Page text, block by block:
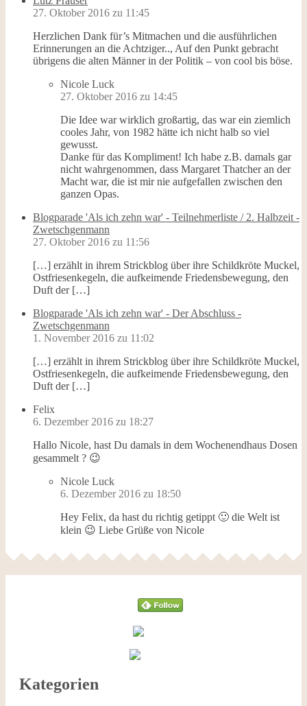
27. Oktober 2016 zu 11:45
Herzlichen Dank für’s Mitmachen und die ausführlichen
Erinnerungen an die Achtziger.., Auf den Punkt gebracht
übrigens die alten Männer in der Politik – von cool bis böse.
Nicole Luck
27. Oktober 2016 zu 14:45
Die Idee war wirklich großartig, das war ein ziemlich
cooles Jahr, von 1982 hätte ich nicht halb so viel
gewusst.
Danke für das Kompliment! Ich habe z.B. damals gar
nicht wahrgenommen, dass Margaret Thatcher an der
Macht war, die ist mir nie aufgefallen zwischen den
ganzen Opas.
Blogparade 'Als ich zehn war' - Teilnehmerliste / 2. Halbzeit -
Zwetschgenmann
27. Oktober 2016 zu 11:56
[…] erzählt in ihrem Strickblog über ihre Schildkröte Muckel,
Ostfriesenkegeln, die aufkeimende Friedensbewegung, den
Duft der […]
Blogparade 'Als ich zehn war' - Der Abschluss -
Zwetschgenmann
1. November 2016 zu 11:02
[…] erzählt in ihrem Strickblog über ihre Schildkröte Muckel,
Ostfriesenkegeln, die aufkeimende Friedensbewegung, den
Duft der […]
Felix
6. Dezember 2016 zu 18:27
Hallo Nicole, hast Du damals in dem Wochenendhaus Dosen
gesammelt ? 😉
Nicole Luck
6. Dezember 2016 zu 18:50
Hey Felix, da hast du richtig getippt 🙂 die Welt ist
klein 😉 Liebe Grüße von Nicole
Kategorien